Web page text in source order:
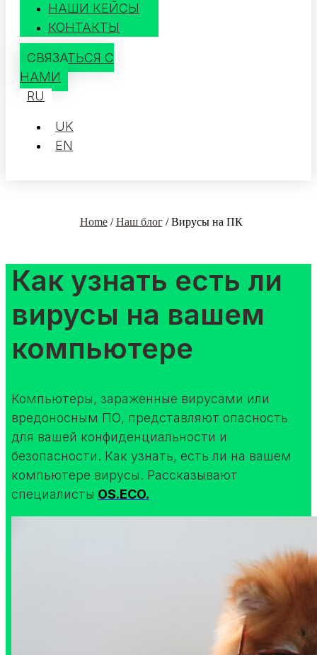
НАШИ КЕЙСЫ
КОНТАКТЫ
СВЯЗАТЬСЯ С
НАМИ
RU
UK
EN
Home/Наш блог/Вирусы на ПК
Как узнать есть ли
вирусы на вашем
компьютере
Компьютеры, зараженные вирусами или
вредоносным ПО, представляют опасность
для вашей конфиденциальности и
безопасности. Как узнать, есть ли на вашем
компьютере вирусы. Рассказывают
специалисты OS.ECO.